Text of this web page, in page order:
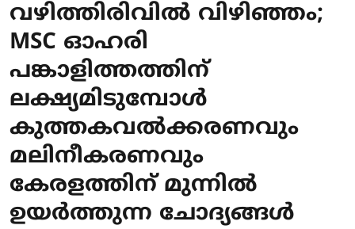
വഴിത്തിരിവിൽ വിഴിഞ്ഞം;
MSC ഓഹരി
പങ്കാളിത്തത്തിന്
ലക്ഷ്യമിടുമ്പോൾ
കുത്തകവൽക്കരണവും
മലിനീകരണവും
കേരളത്തിന് മുന്നിൽ
ഉയർത്തുന്ന ചോദ്യങ്ങൾ